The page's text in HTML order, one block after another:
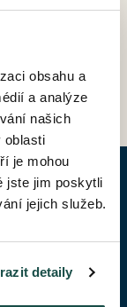
obsahu a
a analýze
našich
oblasti
je mohou
jste jim poskytli
jejich služeb.
detaily